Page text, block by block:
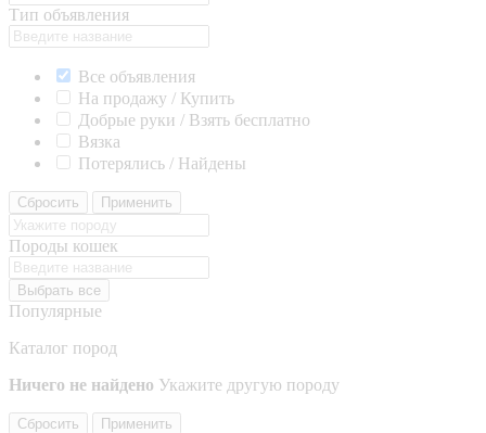
Тип объявления
Все объявления
На продажу / Купить
Добрые руки / Взять бесплатно
Вязка
Потерялись / Найдены
Сбросить Применить
Породы кошек
Выбрать все
Популярные
Каталог пород
Ничего не найдено Укажите другую породу
Сбросить Применить